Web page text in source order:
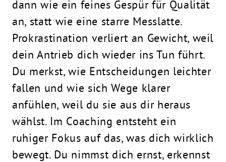
dann wie ein feines Gespür für Qualität
an, statt wie eine starre Messlatte.
Prokrastination verliert an Gewicht, weil
dein Antrieb dich wieder ins Tun führt.
Du merkst, wie Entscheidungen leichter
fallen und wie sich Wege klarer
anfühlen, weil du sie aus dir heraus
wählst. Im Coaching entsteht ein
ruhiger Fokus auf das, was dich wirklich
bewegt. Du nimmst dich ernst, erkennst